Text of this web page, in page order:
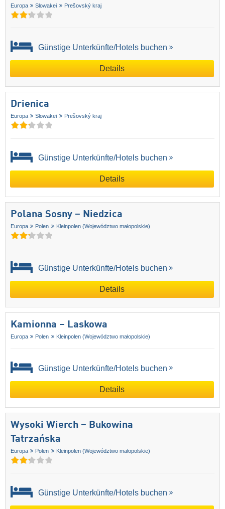
Europa Slowakei Prešovský kraj
Günstige Unterkünfte/Hotels buchen
Details
Drienica
Europa Slowakei Prešovský kraj
Günstige Unterkünfte/Hotels buchen
Details
Polana Sosny – Niedzica
Europa Polen Kleinpolen (Województwo małopolskie)
Günstige Unterkünfte/Hotels buchen
Details
Kamionna – Laskowa
Europa Polen Kleinpolen (Województwo małopolskie)
Günstige Unterkünfte/Hotels buchen
Details
Wysoki Wierch – Bukowina
Tatrzańska
Europa Polen Kleinpolen (Województwo małopolskie)
Günstige Unterkünfte/Hotels buchen